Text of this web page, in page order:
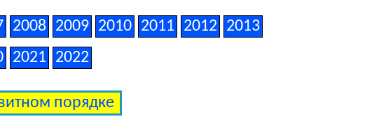
LZ7G/L5
2008 2009 2010 2011 2012
2013
2021 2022
порядке